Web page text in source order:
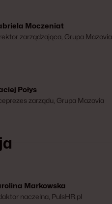
Moczeniat
zarządzająca, Grupa Mazovia
Połys
zarządu, Grupa Mazovia
Markowska
naczelna, PulsHR.pl